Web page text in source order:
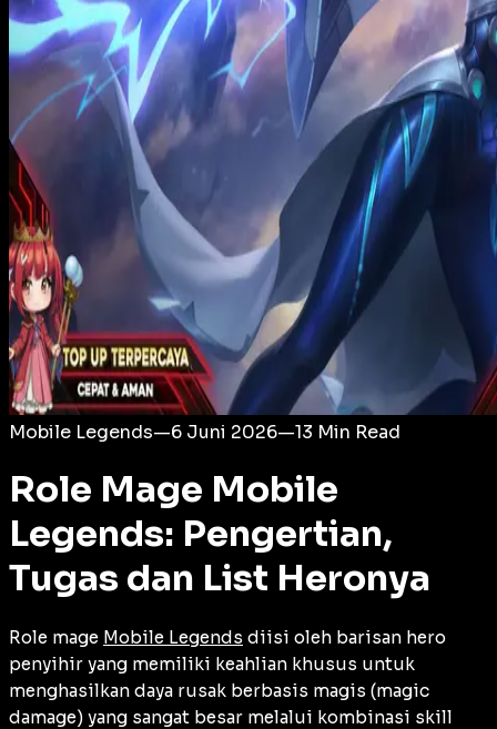
Login
Mobile Legends—6 Juni 2026—13 Min Read
Role Mage Mobile
Legends: Pengertian,
Tugas dan List Heronya
Role mage Mobile Legends diisi oleh barisan hero
penyihir yang memiliki keahlian khusus untuk
menghasilkan daya rusak berbasis magis (magic
damage) yang sangat besar melalui kombinasi skill